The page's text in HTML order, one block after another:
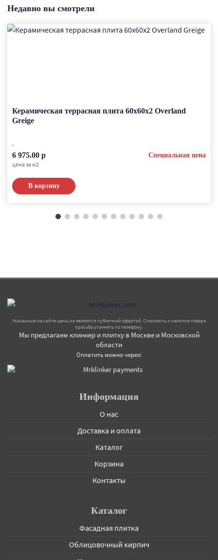
Недавно вы смотрели
Керамическая террасная плита 60x60x2 Overland
Greige
6 975.00 р
Специальная цена
цена за м2
В корзину
Указанные на сайте цены не являются публичной офертой. Стоимость и наличие товара
просьба уточнять по телефону.
Мы предлагаем клинкер и плитку в Москве и Московской
области
Оплатить можно через:
Информация
О нас
Доставка и оплата
Каталог
Корзина
Контакты
Каталог
Фасадная плитка
Облицовочный кирпич